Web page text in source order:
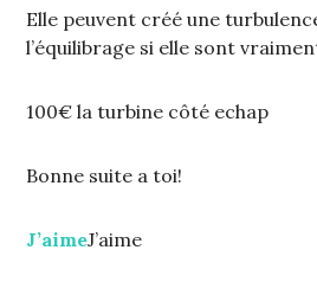
Elle peuvent créé une
l’équilibrage si elle sont
100€ la turbine côté echap
Bonne suite a toi!
J’aimeJ’aime